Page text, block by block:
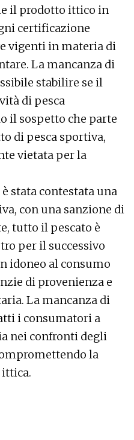
il prodotto ittico in
certificazione
vigenti in materia di
La mancanza di
stabilire se il
di pesca
il sospetto che parte
di pesca sportiva,
vietata per la
stata contestata una
con una sanzione di
tutto il pescato è
per il successivo
idoneo al consumo
di provenienza e
La mancanza di
i consumatori a
nei confronti degli
la